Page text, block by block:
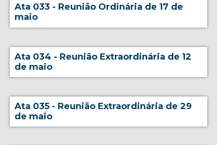
Ata 033 - Reunião Ordinária de 17 de
maio
Ata 034 - Reunião Extraordinária de 12
de maio
Ata 035 - Reunião Extraordinária de 29
de maio